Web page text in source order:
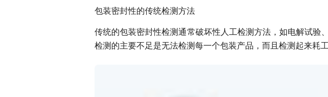
包装密封性的传统检测方法
传统的包装密封性检测通常破坏性人工检测方法，如电解试验
检测的主要不足是无法检测每一个包装产品，而且检测起来耗工